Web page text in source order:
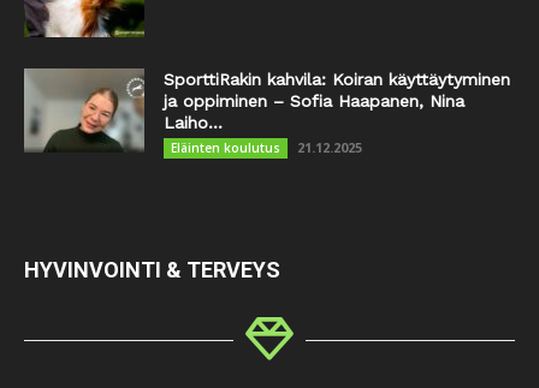
SporttiRakin kahvila: Koiran käyttäytyminen
ja oppiminen – Sofia Haapanen, Nina
Laiho...
Eläinten koulutus 21.12.2025
HYVINVOINTI & TERVEYS